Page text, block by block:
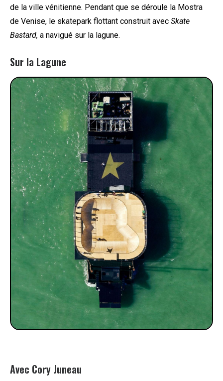
de la ville vénitienne. Pendant que se déroule la Mostra
de Venise, le skatepark flottant construit avec Skate
Bastard, a navigué sur la lagune.
Sur la Lagune
Avec Cory Juneau